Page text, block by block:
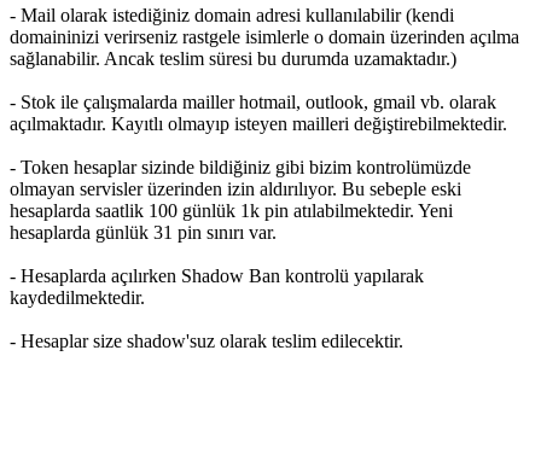
- Mail olarak istediğiniz domain adresi kullanılabilir (kendi
domaininizi verirseniz rastgele isimlerle o domain üzerinden açılma
sağlanabilir. Ancak teslim süresi bu durumda uzamaktadır.)
- Stok ile çalışmalarda mailler hotmail, outlook, gmail vb. olarak
açılmaktadır. Kayıtlı olmayıp isteyen mailleri değiştirebilmektedir.
- Token hesaplar sizinde bildiğiniz gibi bizim kontrolümüzde
olmayan servisler üzerinden izin aldırılıyor. Bu sebeple eski
hesaplarda saatlik 100 günlük 1k pin atılabilmektedir. Yeni
hesaplarda günlük 31 pin sınırı var.
- Hesaplarda açılırken Shadow Ban kontrolü yapılarak
kaydedilmektedir.
- Hesaplar size shadow'suz olarak teslim edilecektir.